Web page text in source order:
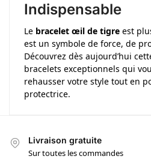
Indispensable
Le bracelet œil de tigre est
est un symbole de force, de
Découvrez dès aujourd’hui
bracelets exceptionnels qui
rehausser votre style tout en
protectrice.
Livraison gratuite
Sur toutes les commandes